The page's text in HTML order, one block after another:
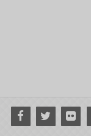
Facebook
Twitter Flickr